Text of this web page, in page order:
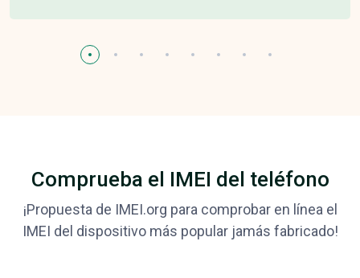
Comprueba el IMEI del teléfono
¡Propuesta de IMEI.org para comprobar en línea el
IMEI del dispositivo más popular jamás fabricado!